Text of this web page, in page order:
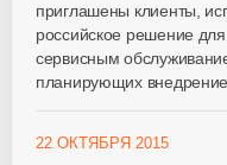
приглашены клиенты,
российское решение
сервисным
планирующих внедрение
22 ОКТЯБРЯ 2015